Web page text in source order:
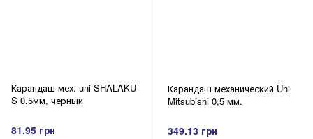
Карандаш мех. uni SHALAKU
S 0.5мм, черный
81.95 грн
Карандаш механический Uni
Mitsubishi 0,5 мм.
349.13 грн